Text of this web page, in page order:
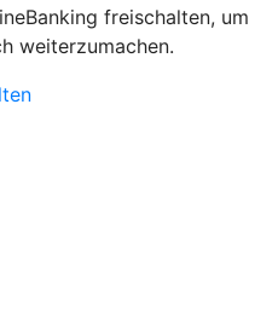
freischalten, um
weiterzumachen.